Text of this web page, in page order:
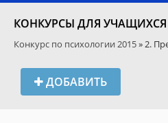
КОНКУРСЫ ДЛЯ УЧАЩИХСЯ
Конкурс по психологии 2015» 2.
ДОБАВИТЬ